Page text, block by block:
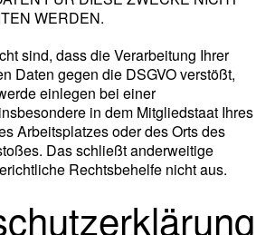
WERDEN.
sind, dass die Verarbeitung Ihrer
Daten gegen die DSGVO verstößt,
einlegen bei einer
in dem Mitgliedstaat Ihres
Arbeitsplatzes oder des Orts des
Das schließt anderweitige
Rechtsbehelfe nicht aus.